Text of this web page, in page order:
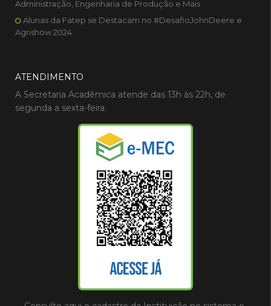
Administração, Engenharia de Produção e Mais
Alunas da Fatep se Destacam no #DesafioJohnDeere e
Agrishow 2024
ATENDIMENTO
A Secretaria Acadêmica atende das 13h às 22h, de
segunda a sexta-feira.